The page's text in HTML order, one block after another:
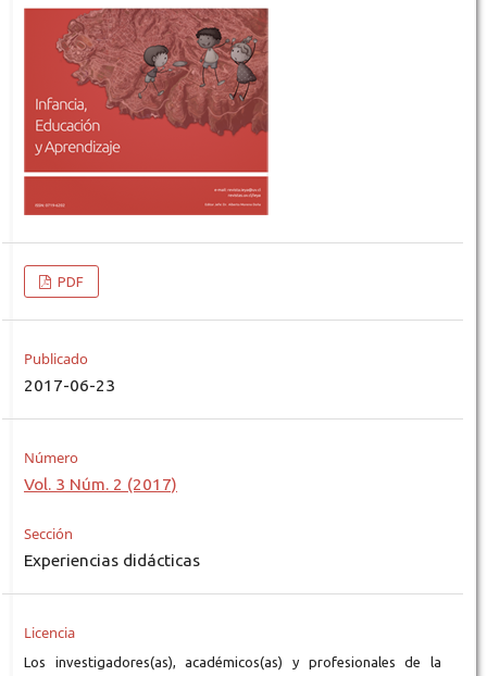
PDF
Publicado
2017-06-23
Número
Vol. 3 Núm. 2 (2017)
Sección
Experiencias didácticas
Licencia
Los investigadores(as), académicos(as) y profesionales de la